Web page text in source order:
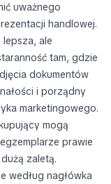
uważnego
handlowej.
ale
tam, gdzie
dokumentów
i porządny
marketingowego.
mogą
prawie
zaletą.
według nagłówka